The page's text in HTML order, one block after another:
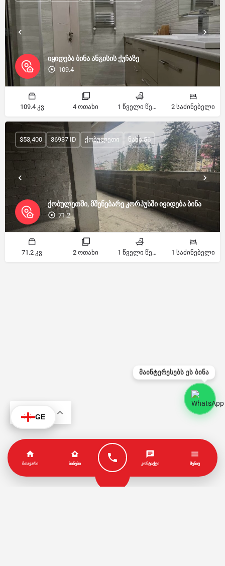
იყიდება ბინა ანგისის ქუჩაზე
109.4
109.4 კვ 4 ოთახი 1 წველი წერტილი 2 საძინებელი
ქობულეთში, მშენებარე კორპუსში იყიდება ბინა
71.2
$53,400 36937 ID ქობულეთი ნახა 56
71.2 კვ 2 ოთახი 1 წველი წერტილი 1 საძინებელი
GE
ᲛᲗᲐᲕᲐᲠᲘ ᲑᲘᲜᲔᲑᲘ ᲙᲝᲜᲢᲐᲥᲢᲘ ᲛᲔᲜᲘᲣ
KA
მაინტერესებს ეს ბინა